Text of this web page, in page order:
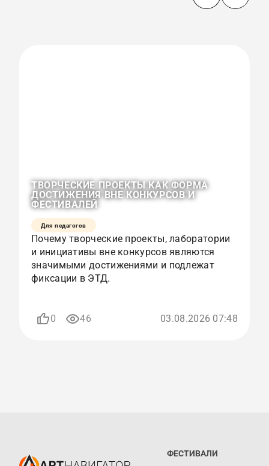
ТВОРЧЕСКИЕ ПРОЕКТЫ КАК ФОРМА
ДОСТИЖЕНИЯ ВНЕ КОНКУРСОВ И
ФЕСТИВАЛЕЙ
Для педагогов
Почему творческие проекты, лаборатории
и инициативы вне конкурсов являются
значимыми достижениями и подлежат
фиксации в ЭТД.
0 46 03.08.2026 07:48
ФЕСТИВАЛИ